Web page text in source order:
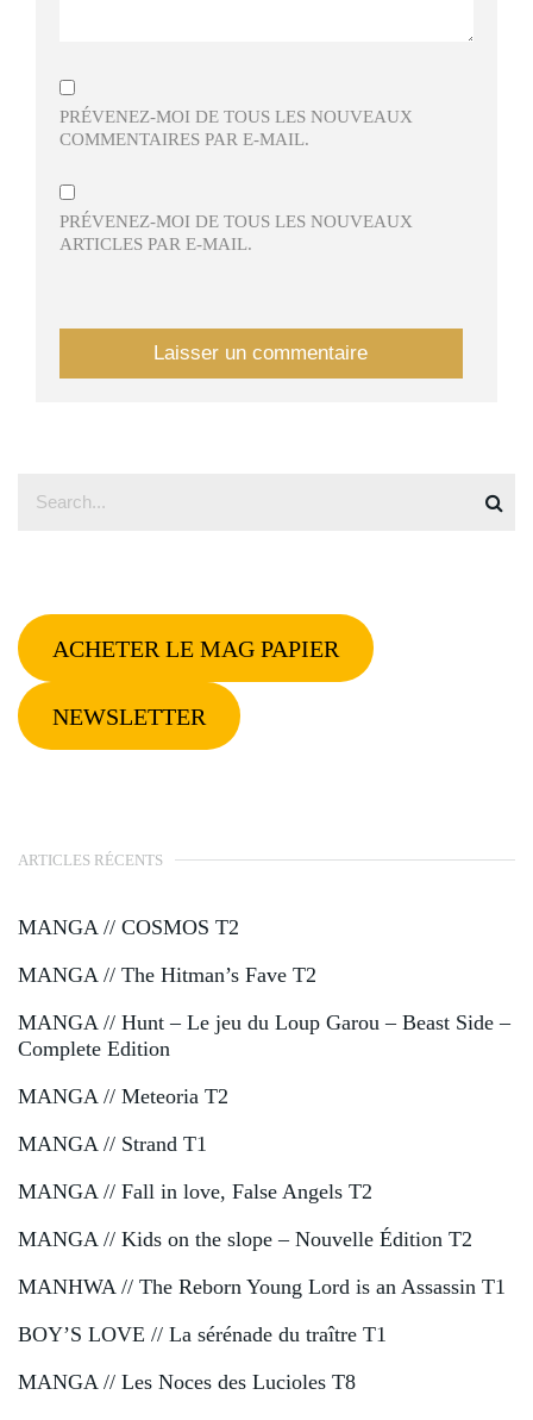
PRÉVENEZ-MOI DE TOUS LES NOUVEAUX
COMMENTAIRES PAR E-MAIL.
PRÉVENEZ-MOI DE TOUS LES NOUVEAUX
ARTICLES PAR E-MAIL.
ACHETER LE MAG PAPIER
NEWSLETTER
ARTICLES RÉCENTS
MANGA // COSMOS T2
MANGA // The Hitman’s Fave T2
MANGA // Hunt – Le jeu du Loup Garou – Beast Side –
Complete Edition
MANGA // Meteoria T2
MANGA // Strand T1
MANGA // Fall in love, False Angels T2
MANGA // Kids on the slope – Nouvelle Édition T2
MANHWA // The Reborn Young Lord is an Assassin T1
BOY’S LOVE // La sérénade du traître T1
MANGA // Les Noces des Lucioles T8